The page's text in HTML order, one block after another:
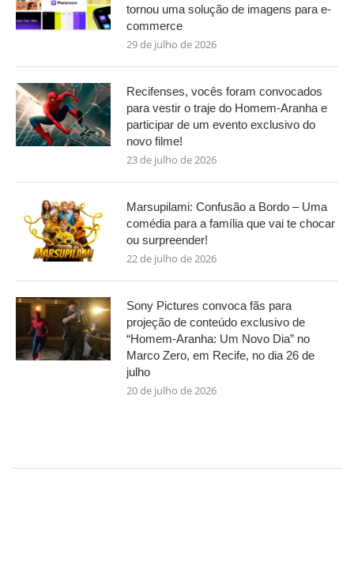
tornou uma solução de imagens para e-
commerce
29 de julho de 2026
Recifenses, vocês foram convocados
para vestir o traje do Homem-Aranha e
participar de um evento exclusivo do
novo filme!
23 de julho de 2026
Marsupilami: Confusão a Bordo – Uma
comédia para a família que vai te chocar
ou surpreender!
22 de julho de 2026
Sony Pictures convoca fãs para
projeção de conteúdo exclusivo de
“Homem-Aranha: Um Novo Dia” no
Marco Zero, em Recife, no dia 26 de
julho
20 de julho de 2026